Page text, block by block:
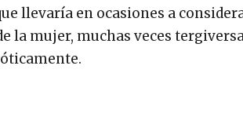
llevaría en ocasiones a
la mujer, muchas veces